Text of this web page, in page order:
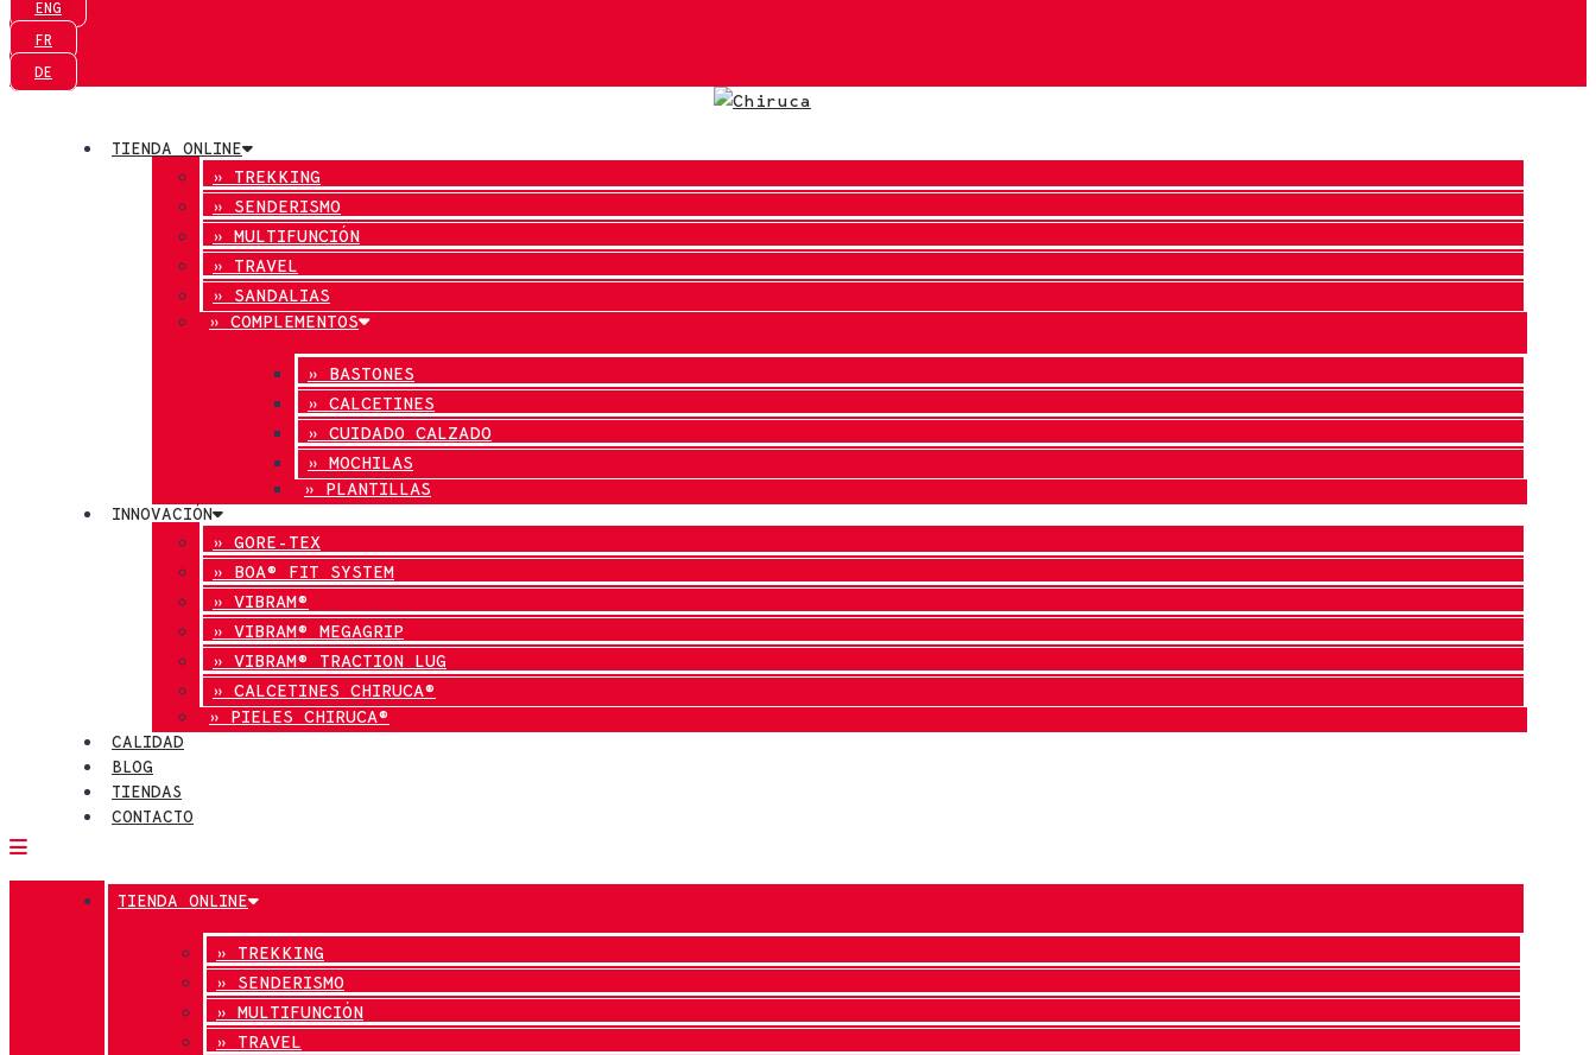
ENG
FR
DE
TIENDA ONLINE
» TREKKING
» SENDERISMO
» MULTIFUNCIÓN
» TRAVEL
» SANDALIAS
» COMPLEMENTOS
» BASTONES
» CALCETINES
» CUIDADO CALZADO
» MOCHILAS
» PLANTILLAS
INNOVACIÓN
» GORE-TEX
» BOA® FIT SYSTEM
» VIBRAM®
» VIBRAM® MEGAGRIP
» VIBRAM® TRACTION LUG
» CALCETINES CHIRUCA®
» PIELES CHIRUCA®
CALIDAD
BLOG
TIENDAS
CONTACTO
TIENDA ONLINE
» TREKKING
» SENDERISMO
» MULTIFUNCIÓN
» TRAVEL